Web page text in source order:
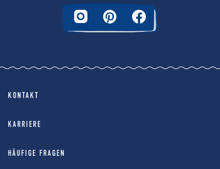
KONTAKT
KARRIERE
HÄUFIGE FRAGEN